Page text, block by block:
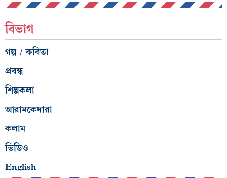
বিভাগ
গল্প / কবিতা
প্রবন্ধ
শিল্পকলা
আরামকেদারা
কলাম
ভিডিও
English